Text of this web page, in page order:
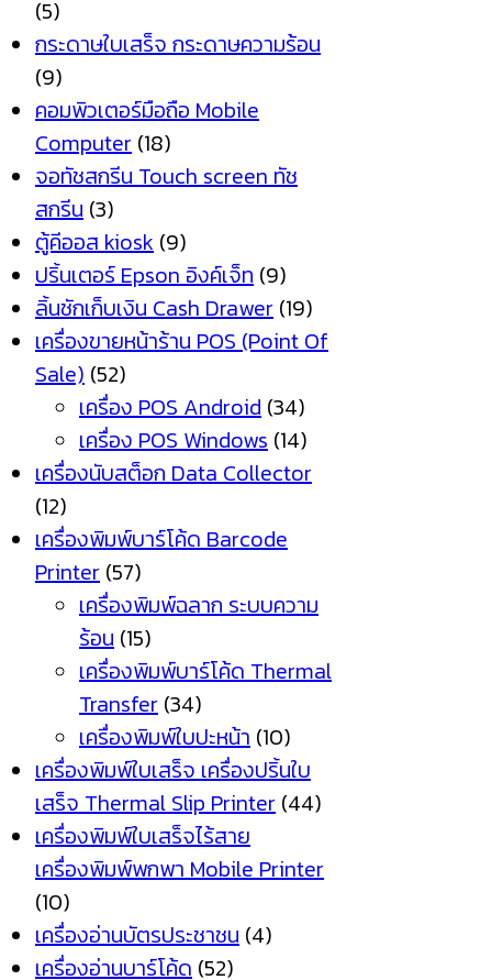
(5)
กระดาษใบเสร็จ กระดาษความร้อน
(9)
คอมพิวเตอร์มือถือ Mobile
Computer (18)
จอทัชสกรีน Touch screen ทัช
สกรีน (3)
ตู้คีออส kiosk (9)
ปริ้นเตอร์ Epson อิงค์เจ็ท (9)
ลิ้นชักเก็บเงิน Cash Drawer (19)
เครื่องขายหน้าร้าน POS (Point Of
Sale) (52)
เครื่อง POS Android (34)
เครื่อง POS Windows (14)
เครื่องนับสต็อก Data Collector
(12)
เครื่องพิมพ์บาร์โค้ด Barcode
Printer (57)
เครื่องพิมพ์ฉลาก ระบบความ
ร้อน (15)
เครื่องพิมพ์บาร์โค้ด Thermal
Transfer (34)
เครื่องพิมพ์ใบปะหน้า (10)
เครื่องพิมพ์ใบเสร็จ เครื่องปริ้นใบ
เสร็จ Thermal Slip Printer (44)
เครื่องพิมพ์ใบเสร็จไร้สาย
เครื่องพิมพ์พกพา Mobile Printer
(10)
เครื่องอ่านบัตรประชาชน (4)
เครื่องอ่านบาร์โค้ด (52)